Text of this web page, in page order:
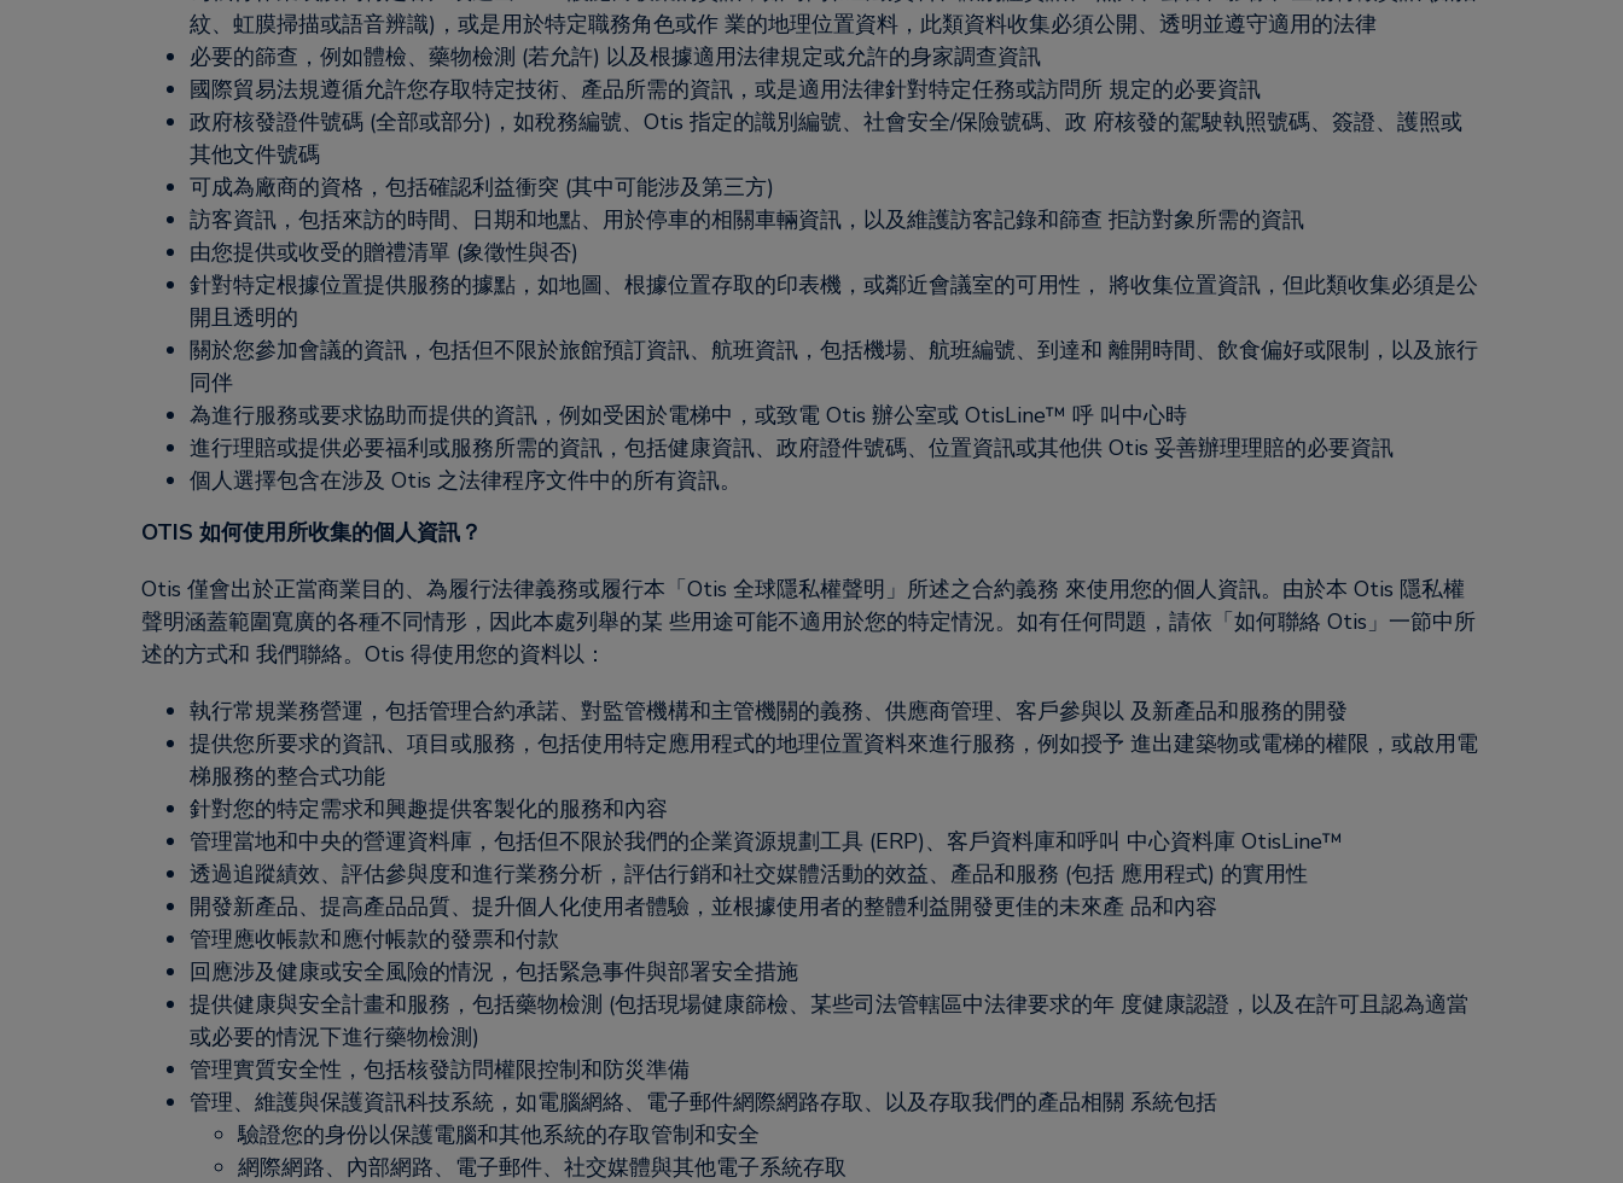
紋、虹膜掃描或語音辨識)，或是用於特定職務角色或作 業的地理位置資料，此類資料收集必須公開、透明並遵守適用的法律
必要的篩查，例如體檢、藥物檢測 (若允許) 以及根據適用法律規定或允許的身家調查資訊
國際貿易法規遵循允許您存取特定技術、產品所需的資訊，或是適用法律針對特定任務或訪問所 規定的必要資訊
政府核發證件號碼 (全部或部分)，如稅務編號、Otis 指定的識別編號、社會安全/保險號碼、政 府核發的駕駛執照號碼、簽證、護照或
其他文件號碼
可成為廠商的資格，包括確認利益衝突 (其中可能涉及第三方)
訪客資訊，包括來訪的時間、日期和地點、用於停車的相關車輛資訊，以及維護訪客記錄和篩查 拒訪對象所需的資訊
由您提供或收受的贈禮清單 (象徵性與否)
針對特定根據位置提供服務的據點，如地圖、根據位置存取的印表機，或鄰近會議室的可用性， 將收集位置資訊，但此類收集必須是公
開且透明的
關於您參加會議的資訊，包括但不限於旅館預訂資訊、航班資訊，包括機場、航班編號、到達和 離開時間、飲食偏好或限制，以及旅行
同伴
為進行服務或要求協助而提供的資訊，例如受困於電梯中，或致電 Otis 辦公室或 OtisLine™ 呼 叫中心時
進行理賠或提供必要福利或服務所需的資訊，包括健康資訊、政府證件號碼、位置資訊或其他供 Otis 妥善辦理理賠的必要資訊
個人選擇包含在涉及 Otis 之法律程序文件中的所有資訊。
OTIS 如何使用所收集的個人資訊？
Otis 僅會出於正當商業目的、為履行法律義務或履行本「Otis 全球隱私權聲明」所述之合約義務 來使用您的個人資訊。由於本 Otis 隱私權
聲明涵蓋範圍寬廣的各種不同情形，因此本處列舉的某 些用途可能不適用於您的特定情況。如有任何問題，請依「如何聯絡 Otis」一節中所
述的方式和 我們聯絡。Otis 得使用您的資料以：
執行常規業務營運，包括管理合約承諾、對監管機構和主管機關的義務、供應商管理、客戶參與以 及新產品和服務的開發
提供您所要求的資訊、項目或服務，包括使用特定應用程式的地理位置資料來進行服務，例如授予 進出建築物或電梯的權限，或啟用電
梯服務的整合式功能
針對您的特定需求和興趣提供客製化的服務和內容
管理當地和中央的營運資料庫，包括但不限於我們的企業資源規劃工具 (ERP)、客戶資料庫和呼叫 中心資料庫 OtisLine™
透過追蹤績效、評估參與度和進行業務分析，評估行銷和社交媒體活動的效益、產品和服務 (包括 應用程式) 的實用性
開發新產品、提高產品品質、提升個人化使用者體驗，並根據使用者的整體利益開發更佳的未來產 品和內容
管理應收帳款和應付帳款的發票和付款
回應涉及健康或安全風險的情況，包括緊急事件與部署安全措施
提供健康與安全計畫和服務，包括藥物檢測 (包括現場健康篩檢、某些司法管轄區中法律要求的年 度健康認證，以及在許可且認為適當
或必要的情況下進行藥物檢測)
管理實質安全性，包括核發訪問權限控制和防災準備
管理、維護與保護資訊科技系統，如電腦網絡、電子郵件網際網路存取、以及存取我們的產品相關 系統包括
驗證您的身份以保護電腦和其他系統的存取管制和安全
網際網路、內部網路、電子郵件、社交媒體與其他電子系統存取